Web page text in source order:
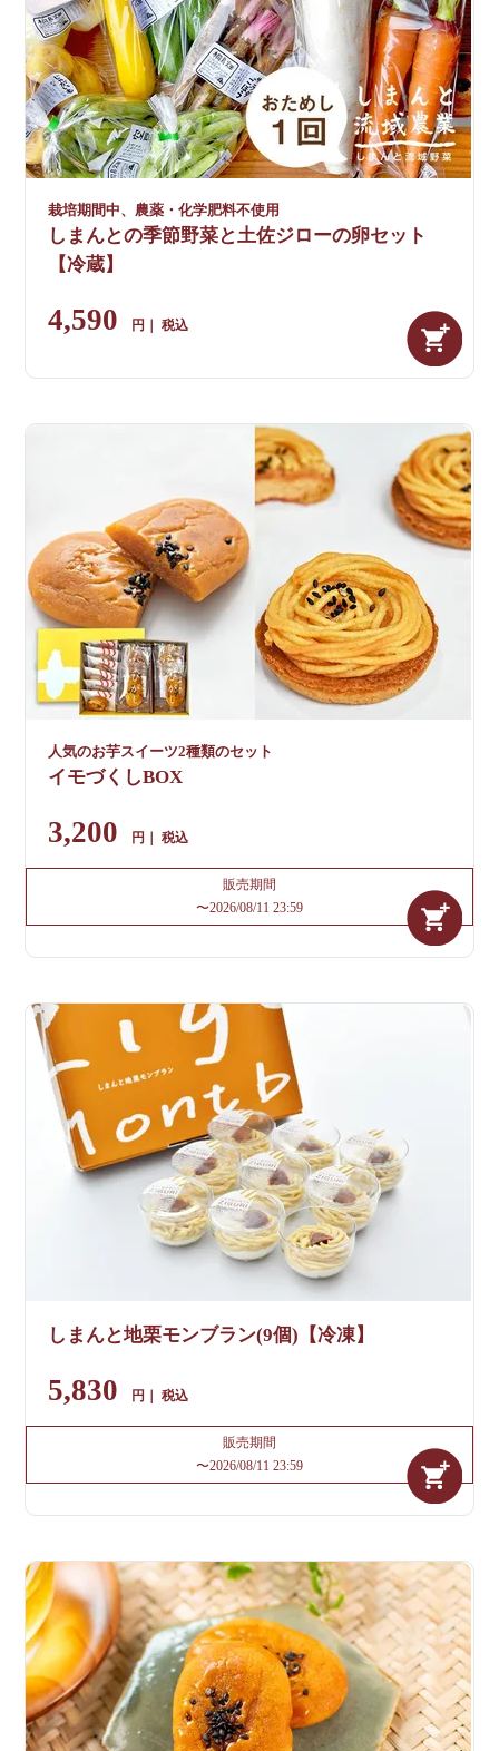
栽培期間中、農薬・化学肥料不使用
しまんとの季節野菜と土佐ジローの卵セット
【冷蔵】
4,590 税込
人気のお芋スイーツ2種類のセット
イモづくしBOX
3,200 税込
販売期間
〜2026/08/11 23:59
しまんと地栗モンブラン(9個)【冷凍】
5,830 税込
販売期間
〜2026/08/11 23:59